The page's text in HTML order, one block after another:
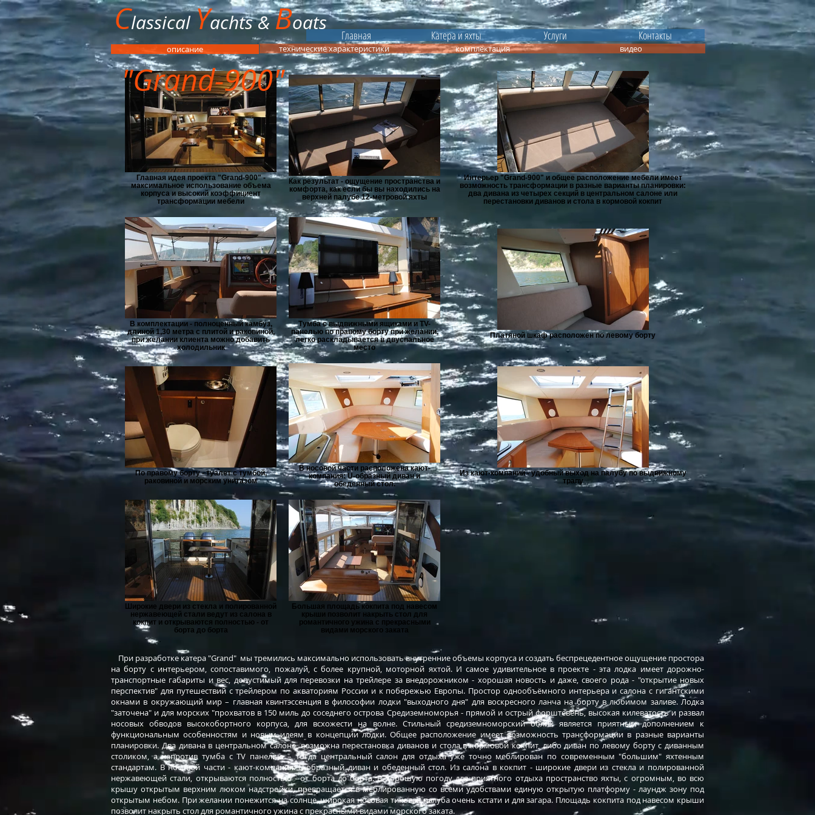
Classical Y​achts &Boats
Главная Катера и яхты Услуги Контакты
описание технические характеристики комплектация видео
Главная идея проекта "Grand-900" -
максимальное использование объема
корпуса и высокий коэффициент
трансформации мебели
Как результат - ощущение пространства и
комфорта, как если бы вы находились на
верхней палубе 12-метровой яхты
Интерьер "Grand-900" и общее расположение мебели имеет
возможность трансформации в разные варианты планировки:
два дивана из четырех секций в центральном салоне или
перестановки диванов и стола в кормовой кокпит
В комплектации - полноценный камбуз,
длиной 1,30 метра с плитой и раковиной,
при желании клиента можно добавить
холодильник
Тумба с выдвижными ящиками и TV-
панелью по правому борту при желании,
легко раскладывается в двуспальное
место
Платяной шкаф расположен по левому борту
По правому борту - туалет с тумбой,
раковиной и морским унитазом
В носовой части расположена кают-
компания: U-образный диван и
обеденный стол.
Из кают-компании - удобный выход на палубу по выдвижному
трапу
Широкие двери из стекла и полированной
нержавеющей стали ведут из салона в
кокпит и открываются полностью - от
борта до борта
Большая площадь кокпита под навесом
крыши позволит накрыть стол для
романтичного ужина с прекрасными
видами морского заката
"Grand-900"
При разработке катера "Grand" мы тремились максимально использовать внутренние объемы корпуса и создать беспрецедентное ощущение простора
на борту с интерьером, сопоставимого, пожалуй, с более крупной, моторной яхтой. И самое удивительное в проекте - эта лодка имеет дорожно-
транспортные габариты и вес, допустимый для перевозки на трейлере за внедорожником - хорошая новость и даже, своего рода - "открытие новых
перспектив" для путешествий с трейлером по акваториям России и к побережью Европы. Простор однообъёмного интерьера и салона с гигантскими
окнами в окружающий мир – главная квинтэссенция в философии лодки "выходного дня" для воскресного ланча на борту в любимом заливе. Лодка
"заточена" и для морских "прохватов в 150 миль до соседнего острова Средиземноморья - прямой и острый форштевень, высокая килеватость и развал
носовых обводов высокобортного корпуса, для всхожести на волне. Стильный средиземноморский облик является приятным дополнением к
функциональным особенностям и новым идеям в концепции лодки. Общее расположение имеет возможность трансформации в разные варианты
планировки. Два дивана в центральном салоне, возможна перестановка диванов и стола в кормовой кокпит, либо диван по левому борту с диванным
столиком, а напротив тумба с TV панелью – тогда центральный салон для отдыха уже точно меблирован по современным "большим" яхтенным
стандартам. В носовой части - кают-компания: U-образный диван и обеденный стол. Из салона в кокпит - широкие двери из стекла и полированной
нержавеющей стали, открываются полностью - от борта до борта. В хорошую погоду для приятного отдыха пространство яхты, с огромным, во всю
крышу открытым верхним люком надстройки, превращается в меблированную со всеми удобствами единую открытую платформу - лаундж зону под
открытым небом. При желании понежится на солнце, широкая носовая тиковая палуба очень кстати и для загара. Площадь кокпита под навесом крыши
позволит накрыть стол для романтичного ужина с прекрасными видами морского заката.